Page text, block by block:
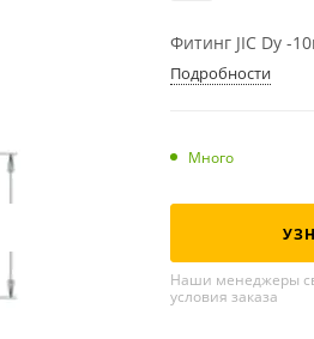
Фитинг JIC Dу -
Подробности
Много
Наши менеджеры
условия заказа